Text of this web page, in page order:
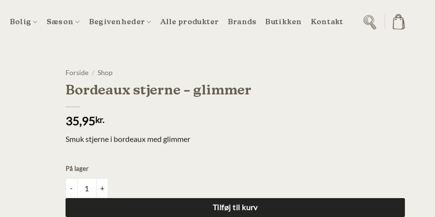
Bolig Sæson Begivenheder Alle produkter Brands Butikken Kontakt
Forside / Shop
Bordeaux stjerne – glimmer
35,95kr.
Smuk stjerne i bordeaux med glimmer
På lager
Tilføj til kurv